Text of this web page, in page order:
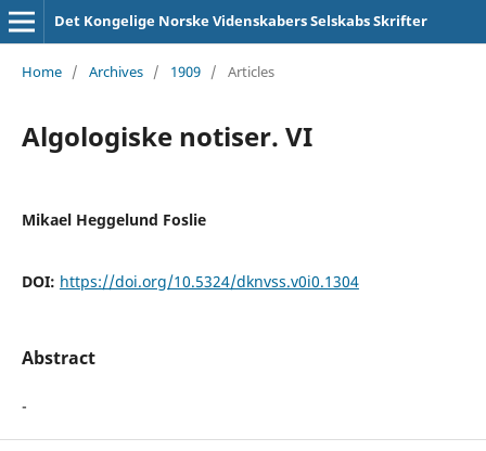
Det Kongelige Norske Videnskabers Selskabs Skrifter
Home / Archives / 1909 / Articles
Algologiske notiser. VI
Mikael Heggelund Foslie
DOI: https://doi.org/10.5324/dknvss.v0i0.1304
Abstract
-